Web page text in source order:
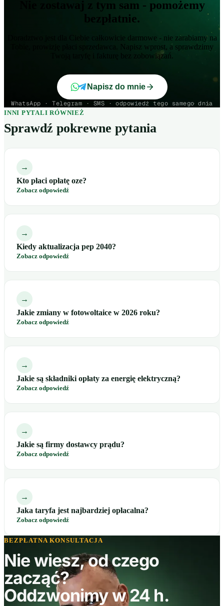
Nie zostawaj z tym sam - pomożemy
bezpłatnie.
Doradztwo jest dla Ciebie całkowicie darmowe - nie zarabiamy na
Tobie, prowizję płaci sprzedawca. Napisz wprost, a sprawdzimy
Twoją taryfę i fakturę bez zobowiązań.
Napisz do mnie
WhatsApp · Telegram · SMS · odpowiedź tego samego dnia
INNI PYTALI RÓWNIEŻ
Sprawdź pokrewne pytania
→
Kto płaci opłatę oze?
Zobacz odpowiedź
→
Kiedy aktualizacja pep 2040?
Zobacz odpowiedź
→
Jakie zmiany w fotowoltaice w 2026 roku?
Zobacz odpowiedź
→
Jakie są składniki opłaty za energię elektryczną?
Zobacz odpowiedź
→
Jakie są firmy dostawcy prądu?
Zobacz odpowiedź
→
Jaka taryfa jest najbardziej opłacalna?
Zobacz odpowiedź
BEZPŁATNA KONSULTACJA
Nie wiesz, od czego
zacząć?
Oddzwonimy w 24 h.